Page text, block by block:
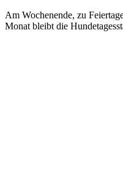
Am Wochenende, zu
Monat bleibt die